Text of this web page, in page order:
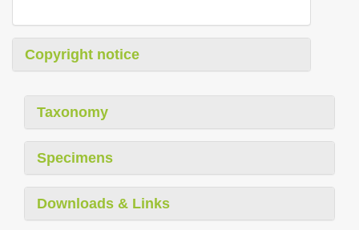
Copyright notice
Taxonomy
Specimens
Downloads & Links